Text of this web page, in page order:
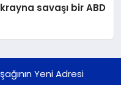
savaşı bir ABD
Yeni Adresi